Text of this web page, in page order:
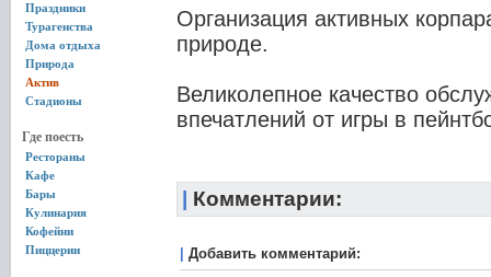
Праздники
Турагенства
Дома отдыха
Природа
Актив
Стадионы
Где поесть
Рестораны
Кафе
Бары
Кулинария
Кофейни
Пиццерии
Организация активных
природе.
Великолепное качество
впечатлений от игры в
Комментарии:
Добавить комментарий: